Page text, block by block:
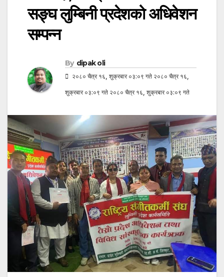
सङ्घ लुम्बिनी प्रदेशको अधिवेशन
सम्पन्न
By dipak oli
२०८० चैत्र १६, शुक्रबार ०३:०९ गते २०८० चैत्र १६,
शुक्रबार ०३:०९ गते २०८० चैत्र १६, शुक्रबार ०३:०९ गते